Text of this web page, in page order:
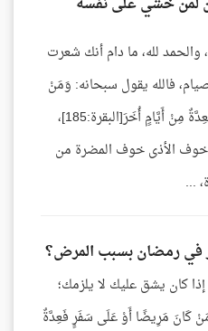
لله، ما دام أنك شعرت
فالله يقول سبحانه: وَمَنْ
كَانَ مَرِيضًا أَوْ عَلَى سَفَرٍ فَعِدَّةٌ مِنْ أَيَّامٍ أُخَرَ[البقرة:185]،
الأذى خوف المضرة من
...
في رمضان بسبب المرض؟
كان يشق عليك لا يلزمك؛
كَانَ مَرِيضًا أَوْ عَلَى سَفَرٍ فَعِدَّةٌ